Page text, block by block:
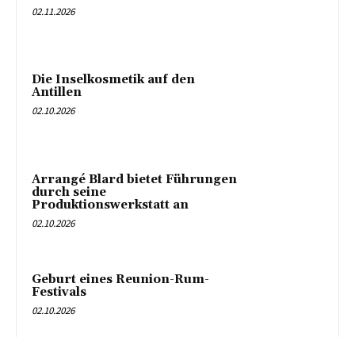
02.11.2026
Die Inselkosmetik auf den
Antillen
02.10.2026
Arrangé Blard bietet Führungen
durch seine
Produktionswerkstatt an
02.10.2026
Geburt eines Reunion-Rum-
Festivals
02.10.2026